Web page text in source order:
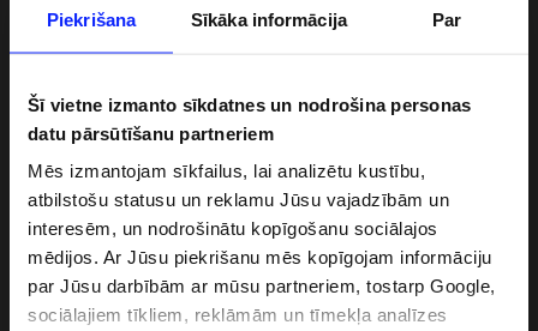
Piekrišana Sīkāka informācija Par
Šī vietne izmanto sīkdatnes un nodrošina personas
datu pārsūtīšanu partneriem
Mēs izmantojam sīkfailus, lai analizētu kustību,
atbilstošu statusu un reklamu Jūsu vajadzībām un
interesēm, un nodrošinātu kopīgošanu sociālajos
mēdijos. Ar Jūsu piekrišanu mēs kopīgojam informāciju
par Jūsu darbībām ar mūsu partneriem, tostarp Google,
sociālajiem tīkliem, reklāmām un tīmekļa analīzes